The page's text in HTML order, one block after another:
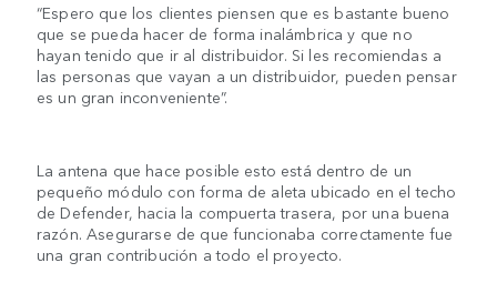
“Espero que los clientes piensen que es bastante bueno
que se pueda hacer de forma inalámbrica y que no
hayan tenido que ir al distribuidor. Si les recomiendas a
las personas que vayan a un distribuidor, pueden pensar
es un gran inconveniente”.
La antena que hace posible esto está dentro de un
pequeño módulo con forma de aleta ubicado en el techo
de Defender, hacia la compuerta trasera, por una buena
razón. Asegurarse de que funcionaba correctamente fue
una gran contribución a todo el proyecto.